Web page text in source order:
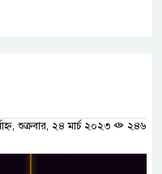
শুক্রবার, ২৪ মার্চ ২০২৩
২৪৬